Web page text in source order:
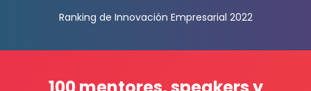
Ranking de Innovación Empresarial 2022